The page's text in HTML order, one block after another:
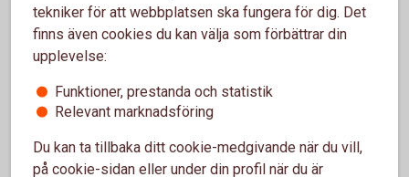
Digital Support
Öppet måndag-fredag 08.00-20.00, lördag-söndag
08.00-18.00 (stängt storhelger)
tekniker för att webbplatsen ska fungera för dig. Det
finns även cookies du kan välja som förbättrar din
upplevelse:
Funktioner, prestanda och statistik
Relevant marknadsföring
Du kan ta tillbaka ditt cookie-medgivande när du vill,
på cookie-sidan eller under din profil när du är